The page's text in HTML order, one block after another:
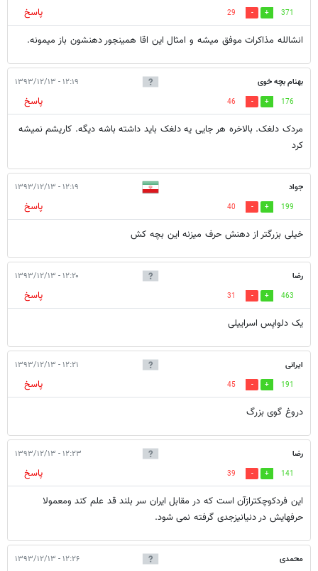
371
29
پاسخ
انشالله مذاکرات موفق میشه و امثال این اقا همینجور دهنشون باز میمونه.
بهنام بچه خوی ۱۲:۱۹ - ۱۳۹۳/۱۲/۱۳
176
46
پاسخ
مردک دلغک. بالاخره هر جایی یه دلغک باید داشته باشه دیگه. کاریشم نمیشه
کرد
جواد ۱۲:۱۹ - ۱۳۹۳/۱۲/۱۳
199
40
پاسخ
خیلی بزرگتر از دهنش حرف میزنه این بچه کش
رضا ۱۲:۲۰ - ۱۳۹۳/۱۲/۱۳
463
31
پاسخ
یک دلواپس اسراییلی
ایرانی ۱۲:۲۱ - ۱۳۹۳/۱۲/۱۳
191
45
پاسخ
دروغ گوی بزرگ
رضا ۱۲:۲۳ - ۱۳۹۳/۱۲/۱۳
141
39
پاسخ
این فردکوچکترازآن است که در مقابل ایران سر بلند قد علم کند ومعمولا
حرفهایش در دنیانیزجدی گرفته نمی شود.
محمدی ۱۲:۲۶ - ۱۳۹۳/۱۲/۱۳